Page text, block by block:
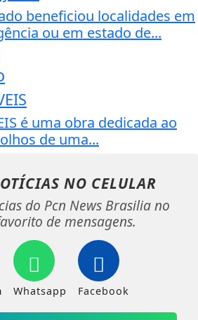
beneficiou localidades em
ou em estado de...
é uma obra dedicada ao
de uma...
NO CELULAR
do Pcn News Brasilia no
de mensagens.
Whatsapp Facebook